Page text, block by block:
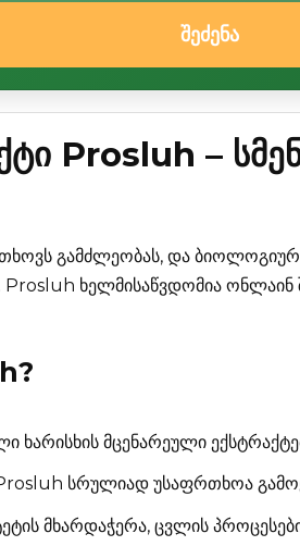
შეძენა
Prosluh –
გამძლეობას, და
Prosluh ხელმისაწვდომია
?
ხარისხის მცენარეული
სრულიად უსაფრთხოა
მხარდაჭერა, ცვლის